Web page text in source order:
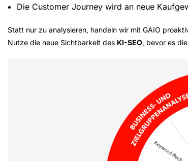
Die Customer Journey wird an neue
Statt nur zu analysieren, handeln wir mit GAIO
Nutze die neue Sichtbarkeit des KI-SEO, bevor es